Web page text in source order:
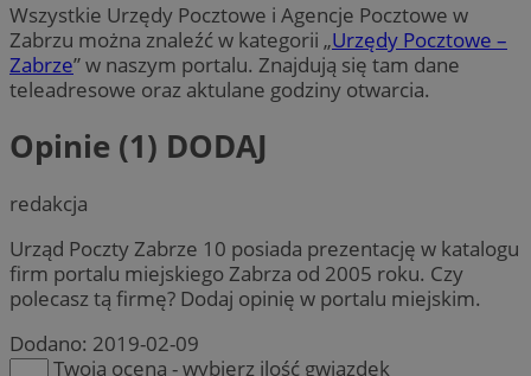
Wszystkie Urzędy Pocztowe i Agencje Pocztowe w
Zabrzu można znaleźć w kategorii „Urzędy Pocztowe –
Zabrze” w naszym portalu. Znajdują się tam dane
teleadresowe oraz aktulane godziny otwarcia.
Opinie (1) DODAJ
redakcja
Urząd Poczty Zabrze 10 posiada prezentację w katalogu
firm portalu miejskiego Zabrza od 2005 roku. Czy
polecasz tą firmę? Dodaj opinię w portalu miejskim.
Dodano: 2019-02-09
Twoja ocena - wybierz ilość gwiazdek